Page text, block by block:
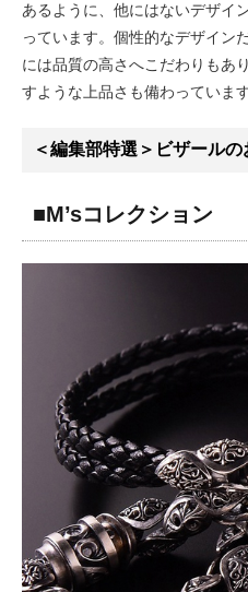
あるように、他にはないデザイ
っています。個性的なデザイン
には品質の高さへこだわりもあ
すような上品さも備わっています
＜編集部特選＞ビザール
■M’sコレクション